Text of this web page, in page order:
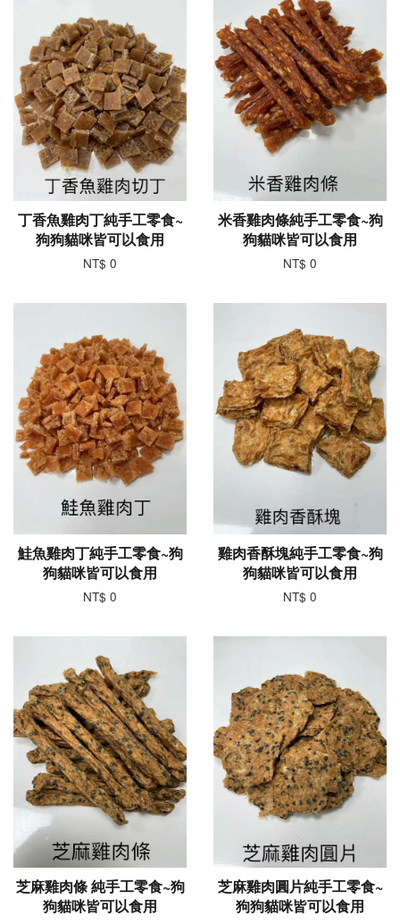
丁香魚雞肉丁純手工零食~
狗狗貓咪皆可以食用
NT$ 0
米香雞肉條純手工零食~狗
狗貓咪皆可以食用
NT$ 0
鮭魚雞肉丁純手工零食~狗
狗貓咪皆可以食用
NT$ 0
雞肉香酥塊純手工零食~狗
狗貓咪皆可以食用
NT$ 0
芝麻雞肉條 純手工零食~狗
狗貓咪皆可以食用
芝麻雞肉圓片純手工零食~
狗狗貓咪皆可以食用